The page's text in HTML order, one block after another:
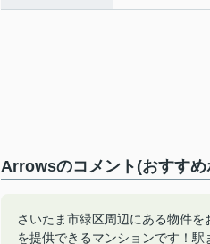
Arrowsのコメント(おすすめ
さいたま市緑区周辺にある物件
を提供できるマンションです！